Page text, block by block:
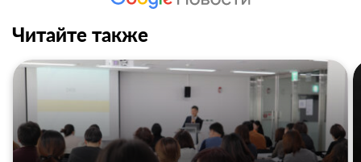
Читайте также